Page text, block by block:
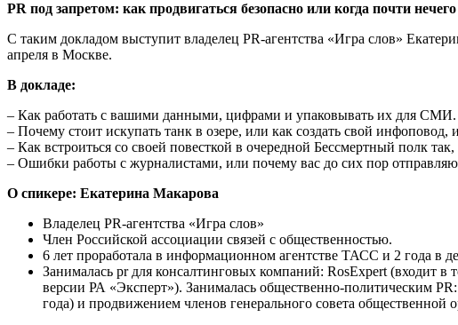
PR под запретом: как продвигаться безопасно или когда почти
С таким докладом выступит владелец PR-агентства «Игра слов»
апреля в Москве.
В докладе:
– Как работать с вашими данными, цифрами и упаковывать их для СМИ.
– Почему стоит искупать танк в озере, или как создать свой инфоповод,
– Как встроиться со своей повесткой в очередной Бессмертный полк
– Ошибки работы с журналистами, или почему вас до сих пор
О спикере: Екатерина Макарова
Владелец PR-агентства «Игра слов»
Член Российской ассоциации связей с общественностью.
6 лет проработала в информационном агентстве ТАСС и 2 года в
Занималась pr для консалтинговых компаний: RosExpert (входит
версии РА «Эксперт»). Занималась общественно-политическим
года) и продвижением членов генерального совета